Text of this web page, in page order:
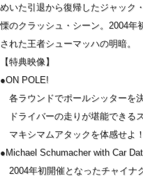
めいた引退から復帰したジャック
慄のクラッシュ・シーン。2004年
された王者シューマッハの明暗。
【特典映像】
●ON POLE!
各ラウンドでポールシッターを
ドライバーの走りが堪能できる
マキシマムアタックを体感せよ！
●Michael Schumacher with Car
2004年初開催となったチャイナ